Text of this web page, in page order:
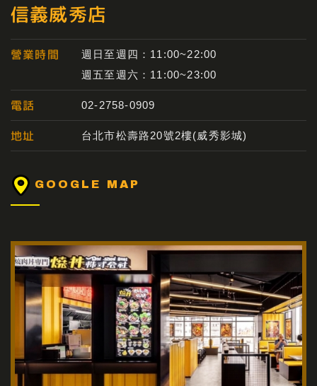
信義威秀店
營業時間
週日至週四：11:00~22:00
週五至週六：11:00~23:00
電話 02-2758-0909
地址 台北市松壽路20號2樓(威秀影城)
GOOGLE MAP